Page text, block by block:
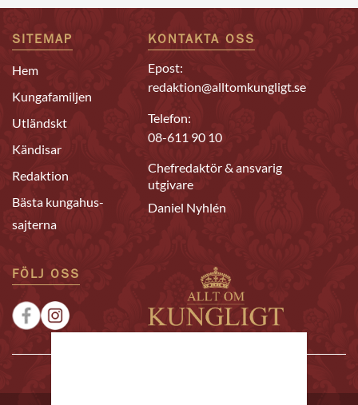
SITEMAP
Hem
Kungafamiljen
Utländskt
Kändisar
Redaktion
Bästa kungahus-
sajterna
KONTAKTA OSS
Epost:
redaktion@alltomkungligt.se
Telefon:
08-611 90 10
Chefredaktör & ansvarig
utgivare
Daniel Nyhlén
FÖLJ OSS